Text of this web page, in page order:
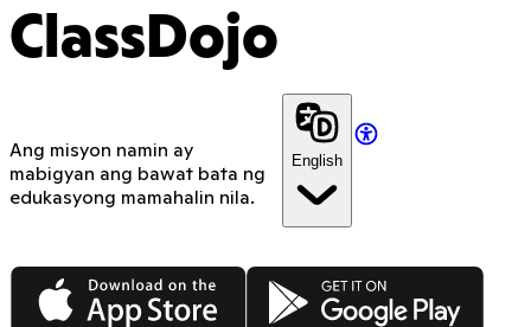
ClassDojo
Ang misyon namin ay
mabigyan ang bawat bata ng
edukasyong mamahalin nila.
English
App Store Google Play